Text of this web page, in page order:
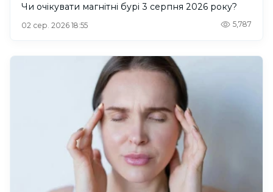
Чи очікувати магнітні бурі 3 серпня 2026 року?
02 сер. 2026 18:55 5,787